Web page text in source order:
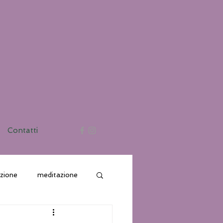
Contatti
meditazione